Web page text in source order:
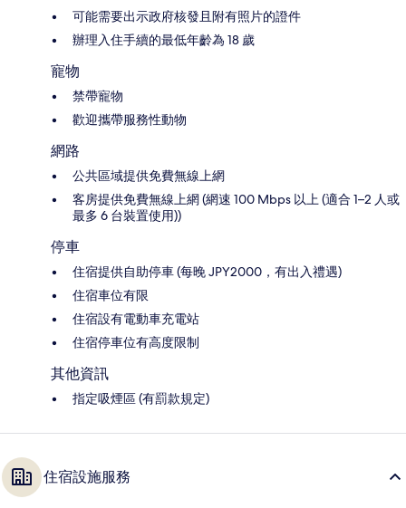
可能需要出示政府核發且附有照片的證件
辦理入住手續的最低年齡為 18 歲
寵物
禁帶寵物
歡迎攜帶服務性動物
網路
公共區域提供免費無線上網
客房提供免費無線上網 (網速 100 Mbps 以上 (適合 1–2 人或
最多 6 台裝置使用))
停車
住宿提供自助停車 (每晚 JPY2000，有出入禮遇)
住宿車位有限
住宿設有電動車充電站
住宿停車位有高度限制
其他資訊
指定吸煙區 (有罰款規定)
住宿設施服務